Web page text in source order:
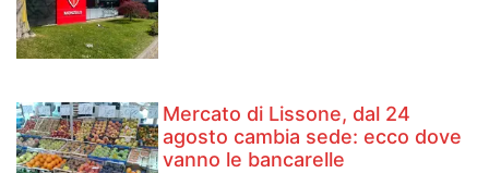
Mercato di Lissone, dal 24
agosto cambia sede: ecco dove
vanno le bancarelle